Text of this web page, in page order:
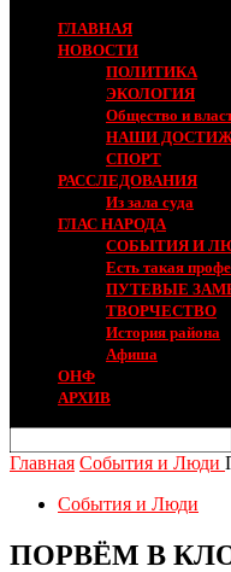
ГЛАВНАЯ
НОВОСТИ
ПОЛИТИКА
ЭКОЛОГИЯ
Общество и
НАШИ
СПОРТ
РАССЛЕДОВАНИЯ
Из зала суда
ГЛАС НАРОДА
СОБЫТИЯ И
Есть такая
ПУТЕВЫЕ
ТВОРЧЕСТВО
История района
Афиша
ОНФ
АРХИВ
Главная События и Люди
События и Люди
ПОРВЁМ В